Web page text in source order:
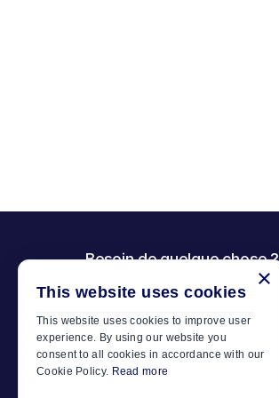
Besoin de quelque chose ?
Appelez-nous
+30 6944 833 391
Car Motor Plan
×
This website uses cookies
This website uses cookies to improve user
experience. By using our website you
consent to all cookies in accordance with our
Cookie Policy. Read more